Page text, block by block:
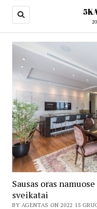
5KANALAS.LT
Sausas oras
sveikatai
BY AGENTAS ON 2022 15